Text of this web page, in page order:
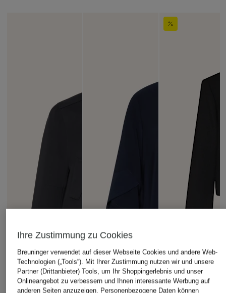
Ihre Zustimmung zu Cookies
Breuninger verwendet auf dieser Webseite Cookies und andere Web-
Technologien („Tools“). Mit Ihrer Zustimmung nutzen wir und unsere
Partner (Drittanbieter) Tools, um Ihr Shoppingerlebnis und unser
Onlineangebot zu verbessern und Ihnen interessante Werbung auf
anderen Seiten anzuzeigen. Personenbezogene Daten können